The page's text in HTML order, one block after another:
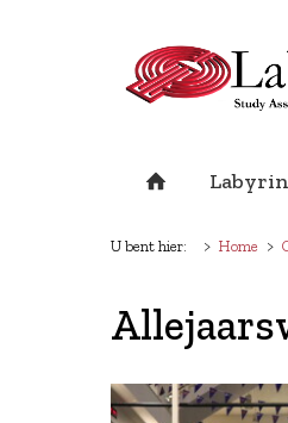
U bent hier: Home